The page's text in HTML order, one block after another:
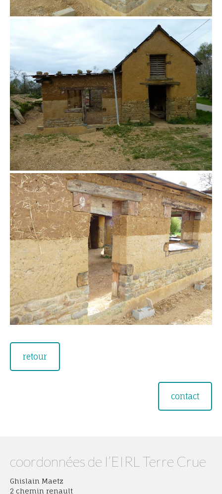
bauge coffrée
retour
contact
coordonnées de l’EIRL Terre Crue
Ghislain Maetz
2 chemin renault